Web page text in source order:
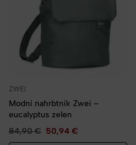
ZWEI
Modni nahrbtnik Zwei –
eucalyptus zelen
84,90€ 50,94 €